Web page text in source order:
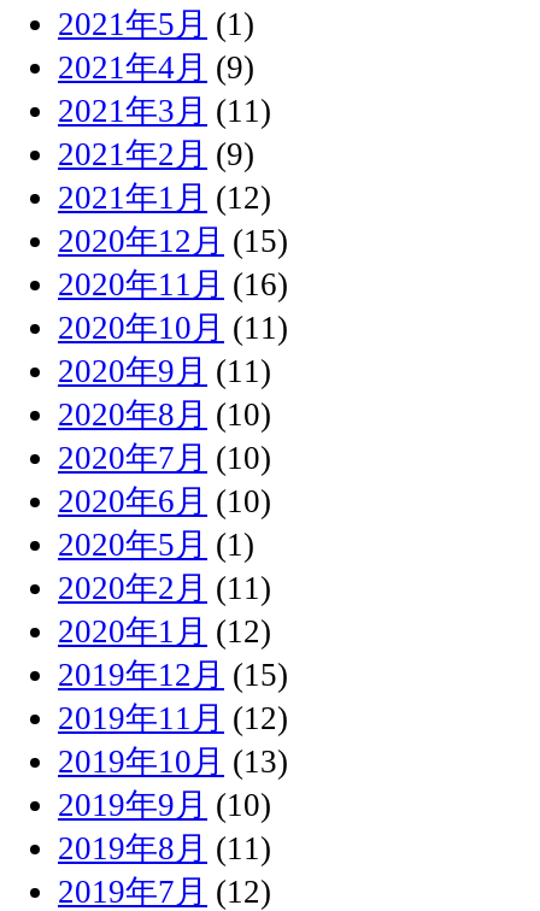
2021年5月 (1)
2021年4月 (9)
2021年3月 (11)
2021年2月 (9)
2021年1月 (12)
2020年12月 (15)
2020年11月 (16)
2020年10月 (11)
2020年9月 (11)
2020年8月 (10)
2020年7月 (10)
2020年6月 (10)
2020年5月 (1)
2020年2月 (11)
2020年1月 (12)
2019年12月 (15)
2019年11月 (12)
2019年10月 (13)
2019年9月 (10)
2019年8月 (11)
2019年7月 (12)